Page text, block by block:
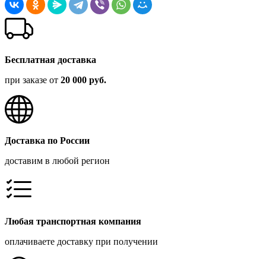
Бесплатная доставка
при заказе от 20 000 руб.
Доставка по России
доставим в любой регион
Любая транспортная компания
оплачиваете доставку при получении